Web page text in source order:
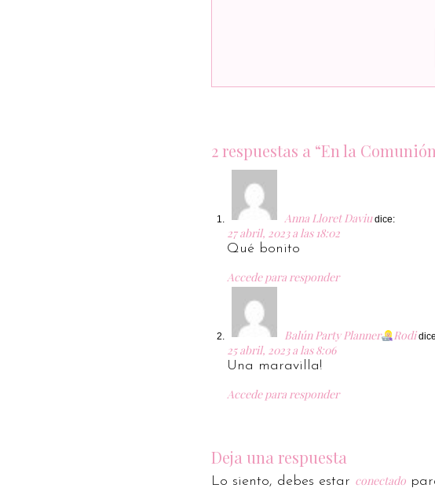
2 respuestas a “En la
Anna Lloret Daviu dice:
27 abril, 2023 a las 18:02
Qué bonito
Accede para responder
Balún Party Planner Rodi
25 abril, 2023 a las 8:06
Una maravilla!
Accede para responder
Deja una respuesta
Lo siento, debes estar conectado